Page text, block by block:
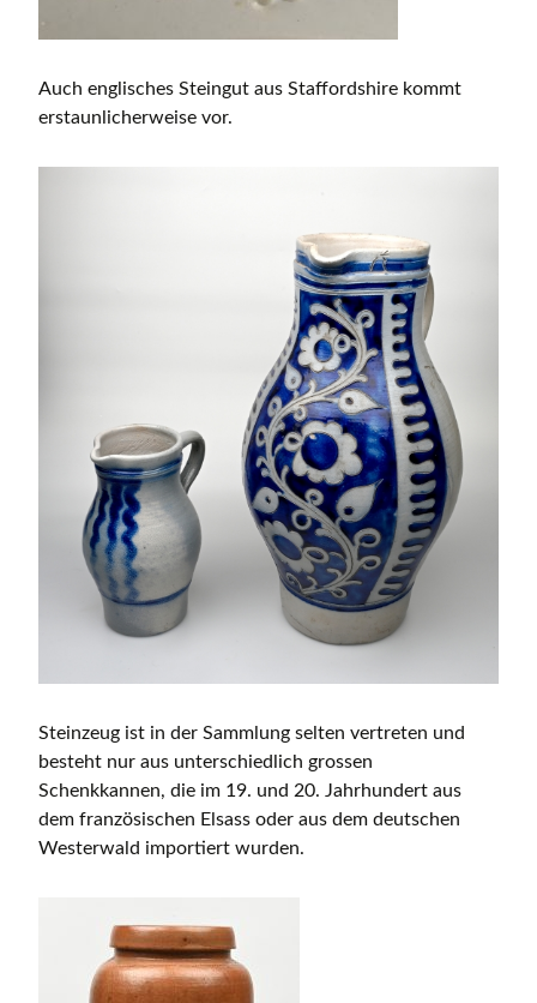
Auch englisches Steingut aus Staffordshire kommt
erstaunlicherweise vor.
Steinzeug ist in der Sammlung selten vertreten und
besteht nur aus unterschiedlich grossen
Schenkkannen, die im 19. und 20. Jahrhundert aus
dem französischen Elsass oder aus dem deutschen
Westerwald importiert wurden.